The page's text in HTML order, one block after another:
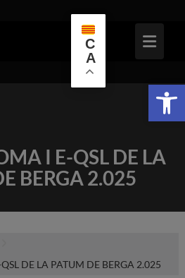
I E-QSL DE LA
BERGA 2.025
DE LA PATUM DE BERGA 2.025
C
A